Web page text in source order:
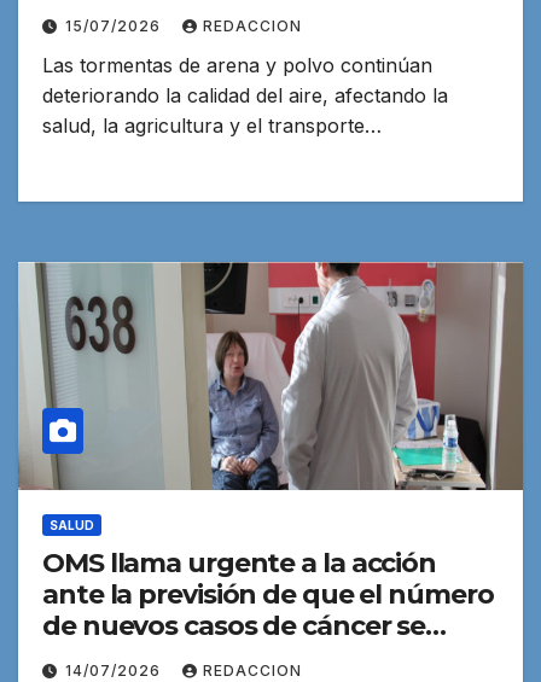
15/07/2026 REDACCION
Las tormentas de arena y polvo continúan
deteriorando la calidad del aire, afectando la
salud, la agricultura y el transporte…
SALUD
OMS llama urgente a la acción
ante la previsión de que el número
de nuevos casos de cáncer se
duplicará de aquí a 2050
14/07/2026 REDACCION